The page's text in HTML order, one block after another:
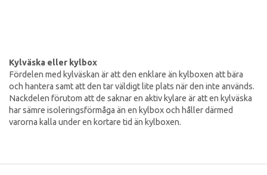
Kylväska eller kylbox
Fördelen med kylväskan är att den enklare än kylboxen att bära
och hantera samt att den tar väldigt lite plats när den inte används.
Nackdelen förutom att de saknar en aktiv kylare är att en kylväska
har sämre isoleringsförmåga än en kylbox och håller därmed
varorna kalla under en kortare tid än kylboxen.